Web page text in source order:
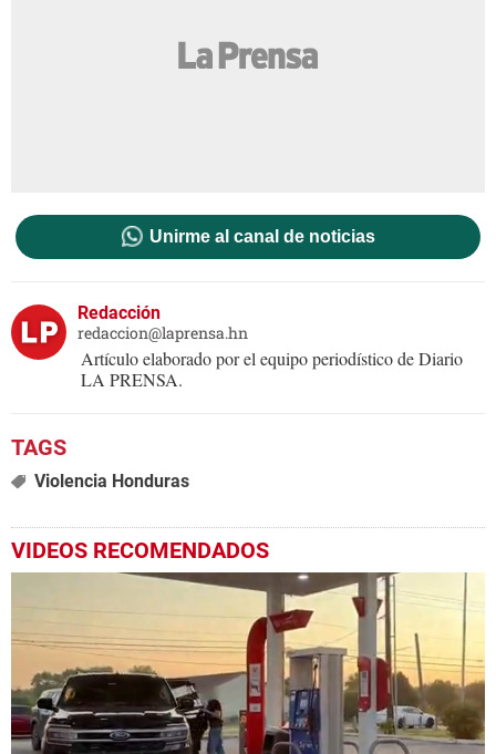
Unirme al canal de noticias
Redacción
redaccion@laprensa.hn
Artículo elaborado por el equipo periodístico de Diario
LA PRENSA.
Violencia Honduras
VIDEOS RECOMENDADOS